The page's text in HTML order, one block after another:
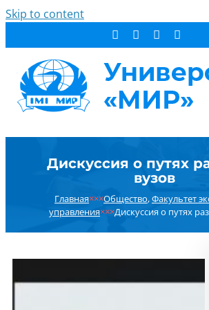
Skip to content
СТУДЕНТУ
ОБ УНИВЕРСИТЕТЕ
НОВОСТИ
РЕЗУЛЬТАТ ПОИСКА:
Дискуссия о путях
вузов
Главная×××Общество,Факультет
управления×××Дискуссия о путях